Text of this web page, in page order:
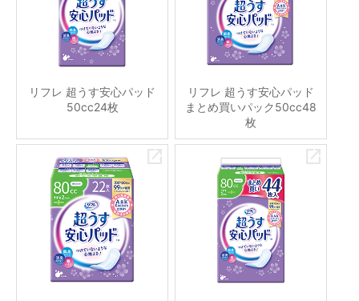
リフレ 超うす安心パッド
50cc24枚
リフレ 超うす安心パッド
まとめ買いパック50cc48
枚